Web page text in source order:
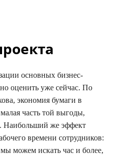
основных бизнес-
оценить уже сейчас. По
экономия бумаги в
часть той выгоды,
же эффект
времени сотрудников:
можем искать час и более,